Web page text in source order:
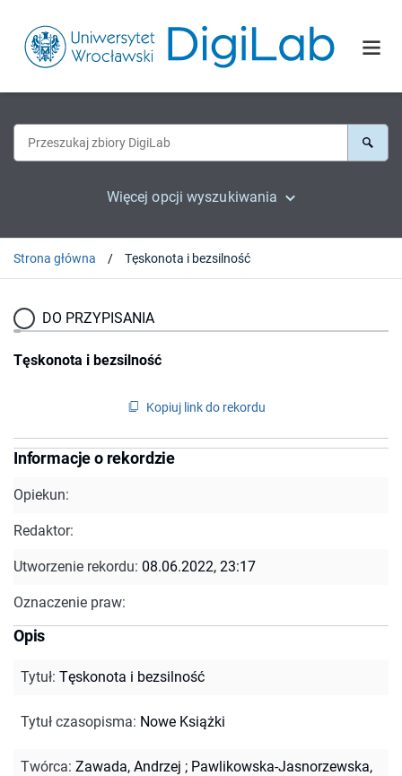
Więcej opcji wyszukiwania
Strona główna Tęskonota i bezsilność
DO PRZYPISANIA
Tęskonota i bezsilność
Kopiuj link do rekordu
Informacje o rekordzie
Opiekun:
Redaktor:
Utworzenie rekordu: 08.06.2022, 23:17
Oznaczenie praw:
Opis
Tytuł: Tęskonota i bezsilność
Tytuł czasopisma: Nowe Książki
Twórca: Zawada, Andrzej ; Pawlikowska-Jasnorzewska,